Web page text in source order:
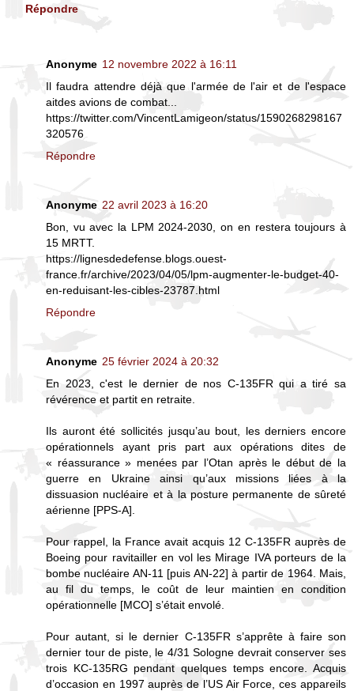
Répondre
Anonyme 12 novembre 2022 à 16:11
Il faudra attendre déjà que l'armée de l'air et de l'espace
aitdes avions de combat...
https://twitter.com/VincentLamigeon/status/1590268298167
320576
Répondre
Anonyme 22 avril 2023 à 16:20
Bon, vu avec la LPM 2024-2030, on en restera toujours à
15 MRTT.
https://lignesdedefense.blogs.ouest-
france.fr/archive/2023/04/05/lpm-augmenter-le-budget-40-
en-reduisant-les-cibles-23787.html
Répondre
Anonyme 25 février 2024 à 20:32
En 2023, c'est le dernier de nos C-135FR qui a tiré sa
révérence et partit en retraite.
Ils auront été sollicités jusqu’au bout, les derniers encore
opérationnels ayant pris part aux opérations dites de
« réassurance » menées par l’Otan après le début de la
guerre en Ukraine ainsi qu’aux missions liées à la
dissuasion nucléaire et à la posture permanente de sûreté
aérienne [PPS-A].
Pour rappel, la France avait acquis 12 C-135FR auprès de
Boeing pour ravitailler en vol les Mirage IVA porteurs de la
bombe nucléaire AN-11 [puis AN-22] à partir de 1964. Mais,
au fil du temps, le coût de leur maintien en condition
opérationnelle [MCO] s’était envolé.
Pour autant, si le dernier C-135FR s’apprête à faire son
dernier tour de piste, le 4/31 Sologne devrait conserver ses
trois KC-135RG pendant quelques temps encore. Acquis
d’occasion en 1997 auprès de l’US Air Force, ces appareils